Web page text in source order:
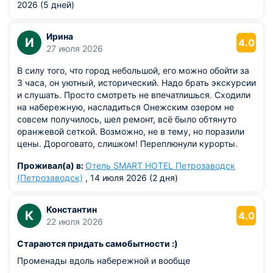
лесной промышленностью. Онежский тракторный завод,
Литейный завод, судостроительный завод «Авангард»,
водочный завод, Швейная фабрика «Северянка» считаются
по сей день крупнейшими.
Петрозаводск насчитывает множество развлекательных
несколько крупных учебных заведений: Петрозаводский
государственный университет, Карельская
государственная педагогическая академия, ведущая свою
историю с 1931 года, и государственная консерватория
города Петрозаводск. Петрозаводский государственный
университет начал свою работу в1940 году и на
высококвалифицированных специалистов самых разных
специальностей. Этот университет приобрел статус самого
севере страны. Напротив университета находится
студенческий бульвар — своего рода небольшая
2026 (5 дней)
И
Ирина
27 июля 2026
4.0
В силу того, что город небольшой, его можно обойти за
3 часа, он уютный, исторический. Надо брать экскурсии
и слушать. Просто смотреть не впечатлишься. Сходили
на набережную, насладиться Онежским озером не
совсем получилось, шел ремонт, всё было обтянуто
оранжевой сеткой. Возможно, не в тему, но поразили
цены. Дороговато, слишком! Переплюнули курорты.
усыпан лес, в изобилии, дерут баснословные деньги. Но
это, скорее, претензия к властям города. Цены на
только мое мнение. Поэтому все, что хотелось
посмотреть, не получилось, принципиально не поехали.
Тот же остров Кижи, просто храм на острове, всё. Ну,
честно, не стоит это тех денег. В целом в Карелии
отличная база отдыха на берегу Сямозера, классная
Проживал(а) в: Отель SMART HOTEL Петрозаводск
(Петрозаводск) , 14 июля 2026 (2 дня)
К
Константин
22 июля 2026
4.0
Стараются придать самобытности :)
Променады вдоль набережной и вообще